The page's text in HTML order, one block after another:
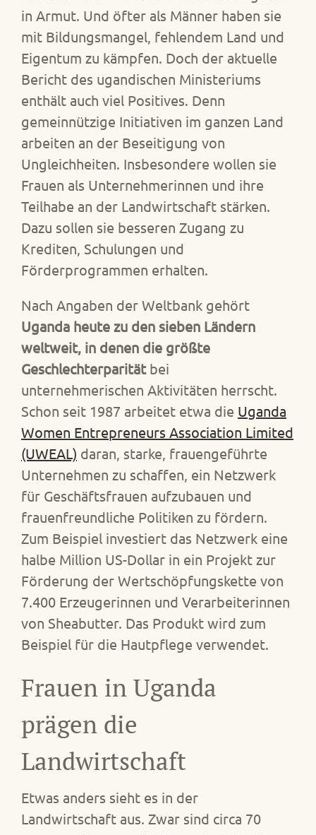
in Armut. Und öfter als Männer haben sie
mit Bildungsmangel, fehlendem Land und
Eigentum zu kämpfen. Doch der aktuelle
Bericht des ugandischen Ministeriums
enthält auch viel Positives. Denn
gemeinnützige Initiativen im ganzen Land
arbeiten an der Beseitigung von
Ungleichheiten. Insbesondere wollen sie
Frauen als Unternehmerinnen und ihre
Teilhabe an der Landwirtschaft stärken.
Dazu sollen sie besseren Zugang zu
Krediten, Schulungen und
Förderprogrammen erhalten.
Nach Angaben der Weltbank gehört
Uganda heute zu den sieben Ländern
weltweit, in denen die größte
Geschlechterparitätbei
unternehmerischen Aktivitäten herrscht.
Schon seit 1987 arbeitet etwa die Uganda
Women Entrepreneurs Association Limited
(UWEAL) daran, starke, frauengeführte
Unternehmen zu schaffen, ein Netzwerk
für Geschäftsfrauen aufzubauen und
frauenfreundliche Politiken zu fördern.
Zum Beispiel investiert das Netzwerk eine
halbe Million US-Dollar in ein Projekt zur
Förderung der Wertschöpfungskette von
7.400 Erzeugerinnen und Verarbeiterinnen
von Sheabutter. Das Produkt wird zum
Beispiel für die Hautpflege verwendet.
Frauen in Uganda
prägen die
Landwirtschaft
Etwas anders sieht es in der
Landwirtschaft aus. Zwar sind circa 70